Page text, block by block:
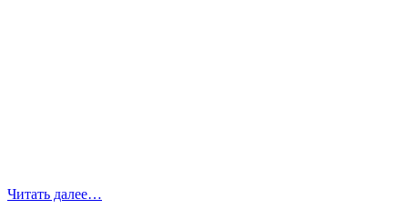
Читать далее…